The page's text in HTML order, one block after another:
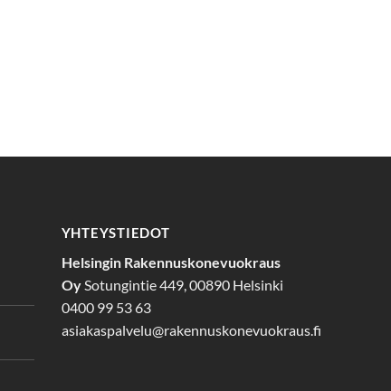
YHTEYSTIEDOT
Helsingin Rakennuskonevuokraus
OySotungintie 449, 00890 Helsinki
0400 99 53 63
asiakaspalvelu@rakennuskonevuokraus.fi